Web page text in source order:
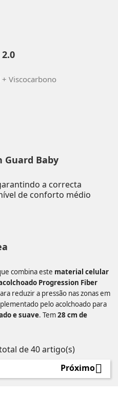
Viscocarbono
Guard Baby
a correcta
de conforto médio
combina este material celular
Progression Fiber
reduzir a pressão nas zonas em
pelo acolchoado para
e suave. Tem28 cm de
de 40 artigo(s)
Próximo